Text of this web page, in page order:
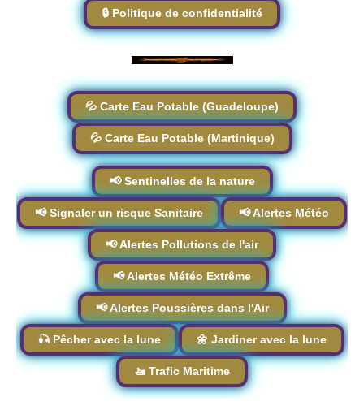
🔒 Politique de confidentialité
💦 Carte Eau Potable (Guadeloupe)
💦 Carte Eau Potable (Martinique)
📢 Sentinelles de la nature
📢 Signaler un risque Sanitaire 📢 Alertes Météo
📢 Alertes Pollutions de l'air
📢 Alertes Météo Extrême
📢 Alertes Poussières dans l'Air
🎣 Pêcher avec la lune 🌼 Jardiner avec la lune
🚤 Trafic Maritime